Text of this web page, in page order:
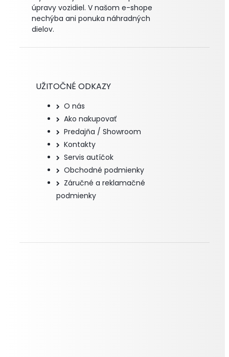
úpravy vozidiel. V našom e-shope
nechýba ani ponuka náhradných
dielov.
UŽITOČNÉ ODKAZY
O nás
Ako nakupovať
Predajňa / Showroom
Kontakty
Servis autíčok
Obchodné podmienky
Záručné a reklamačné
podmienky